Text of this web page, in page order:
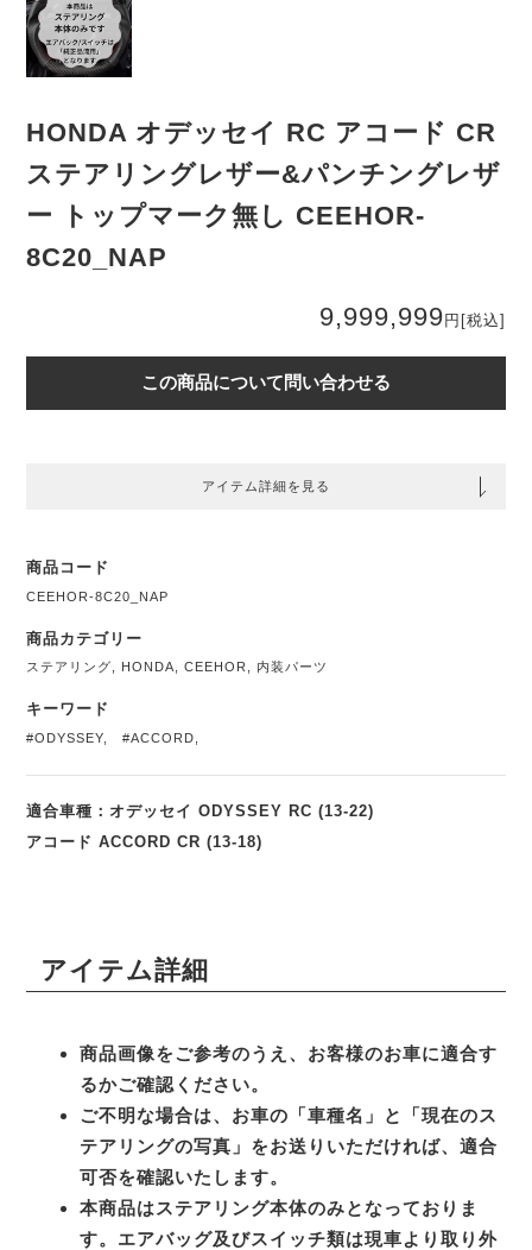
HONDA オデッセイ RC アコード CR
ステアリングレザー&パンチングレザ
ー トップマーク無し CEEHOR-
8C20_NAP
9,999,999 円 [税込]
この商品について問い合わせる
アイテム詳細を見る
商品コード
CEEHOR-8C20_NAP
商品カテゴリー
ステアリング HONDA ,CEEHOR 内装パーツ
キーワード
#ODYSSEY ,#ACCORD
適合車種：オデッセイ ODYSSEY RC (13-22)
アコード ACCORD CR (13-18)
アイテム詳細
商品画像をご参考のうえ、お客様のお車に適合す
るかご確認ください。
ご不明な場合は、お車の「車種名」と「現在のス
テアリングの写真」をお送りいただければ、適合
可否を確認いたします。
本商品はステアリング本体のみとなっておりま
す。エアバッグ及びスイッチ類は現車より取り外